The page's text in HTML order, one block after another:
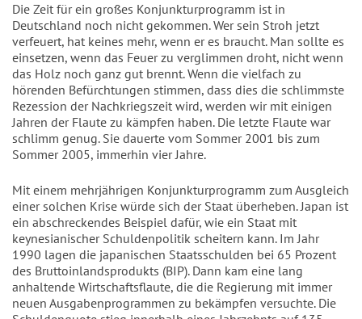
Die Zeit für ein großes Konjunkturprogramm ist in
Deutschland noch nicht gekommen. Wer sein Stroh jetzt
verfeuert, hat keines mehr, wenn er es braucht. Man sollte es
einsetzen, wenn das Feuer zu verglimmen droht, nicht wenn
das Holz noch ganz gut brennt. Wenn die vielfach zu
hörenden Befürchtungen stimmen, dass dies die schlimmste
Rezession der Nachkriegszeit wird, werden wir mit einigen
Jahren der Flaute zu kämpfen haben. Die letzte Flaute war
schlimm genug. Sie dauerte vom Sommer 2001 bis zum
Sommer 2005, immerhin vier Jahre.
Mit einem mehrjährigen Konjunkturprogramm zum Ausgleich
einer solchen Krise würde sich der Staat überheben. Japan ist
ein abschreckendes Beispiel dafür, wie ein Staat mit
keynesianischer Schuldenpolitik scheitern kann. Im Jahr
1990 lagen die japanischen Staatsschulden bei 65 Prozent
des Bruttoinlandsprodukts (BIP). Dann kam eine lang
anhaltende Wirtschaftsflaute, die die Regierung mit immer
neuen Ausgabenprogrammen zu bekämpfen versuchte. Die